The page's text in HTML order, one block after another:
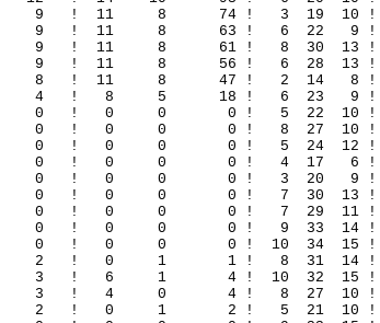
9 ! 11 8 74 ! 3 19 10 !
9 9 ! 11 8 63 ! 6 22 9 !
9 ! 11 8 61 ! 8 30 13 !
9 ! 11 8 56 ! 6 28 13 !
8 8 ! 11 8 47 ! 2 14 8 !
4 4 ! 8 5 18 ! 6 23 9 !
0 0 ! 0 0 0 ! 5 22 10 !
0 0 ! 0 0 0 ! 8 27 10 !
0 0 ! 0 0 0 ! 5 24 12 !
0 0 ! 0 0 0 ! 4 17 6 !
0 0 ! 0 0 0 ! 3 20 9 !
0 0 ! 0 0 0 ! 7 30 13 !
0 0 ! 0 0 0 ! 7 29 11 !
0 0 ! 0 0 0 ! 9 33 14 !
0 0 ! 0 0 0 ! 10 34 15 !
0 2 ! 0 1 1 ! 8 31 14 !
0 3 ! 6 1 4 ! 10 32 15 !
3 3 ! 4 0 4 ! 8 27 10 !
2 2 ! 0 1 2 ! 5 21 10 !